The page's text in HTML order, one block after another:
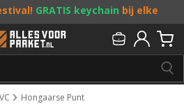
GRATIS keychain bij elke
toffe acties! Doe je mee?
- 207 00 01
Hongaarse Punt